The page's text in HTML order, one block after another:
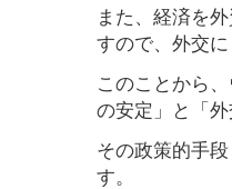
また、経済を
すので、外交に
このことから
の安定」と「
その政策的手
す。